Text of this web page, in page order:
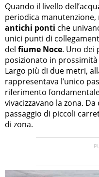
Quando il livello
periodica
antichi ponti che
unici punti di
del fiume Noce. Uno dei
posizionato in prossimità
Largo più di due metri,
rappresentava l’unico
riferimento
vivacizzavano la zona.
passaggio di piccoli
di zona.